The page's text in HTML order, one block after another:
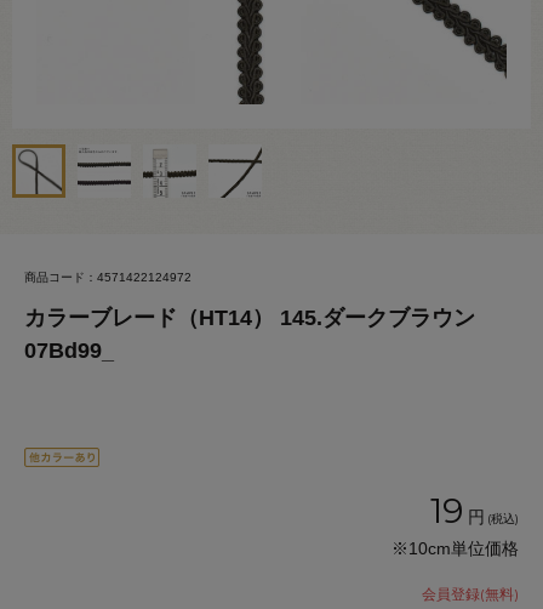
商品コード：4571422124972
カラーブレード（HT14） 145.ダークブラウン
07Bd99_
19 円 (税込)
※10cm単位価格
会員登録(無料)